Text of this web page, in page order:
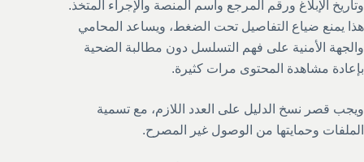
وتاريخ الإبلاغ ورقم المرجع واسم المنصة والإجراء المتخذ.
هذا يمنع ضياع التفاصيل تحت الضغط، ويساعد المحامي
والجهة الأمنية على فهم التسلسل دون مطالبة الضحية
بإعادة مشاهدة المحتوى مرات كثيرة.
ويجب قصر نسخ الدليل على العدد اللازم، مع تسمية
الملفات وحمايتها من الوصول غير المصرح.